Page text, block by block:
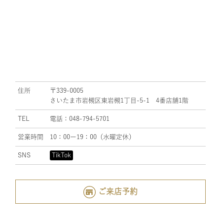
住所
〒339-0005
さいたま市岩槻区東岩槻1丁目-5-1 4番店舗1階
TEL 電話：048-794-5701
営業時間 10：00ー19：00（水曜定休）
SNS TikTok
ご来店予約